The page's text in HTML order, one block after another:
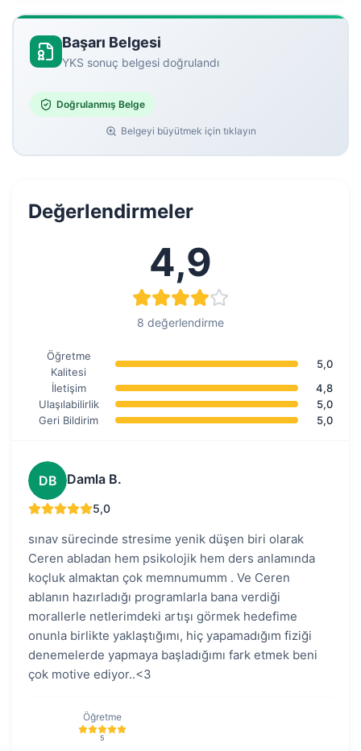
Başarı Belgesi
YKS sonuç belgesi doğrulandı
Doğrulanmış Belge
Belgeyi büyütmek için tıklayın
Değerlendirmeler
4,9
8 değerlendirme
Öğretme
Kalitesi
5,0
İletişim
4,8
Ulaşılabilirlik
5,0
Geri Bildirim
5,0
DB Damla B.
5,0
sınav sürecinde stresime yenik düşen biri olarak
Ceren abladan hem psikolojik hem ders anlamında
koçluk almaktan çok memnumumm . Ve Ceren
ablanın hazırladığı programlarla bana verdiği
morallerle netlerimdeki artışı görmek hedefime
onunla birlikte yaklaştığımı, hiç yapamadığım fiziği
denemelerde yapmaya başladığımı fark etmek beni
çok motive ediyor..<3
Öğretme
5